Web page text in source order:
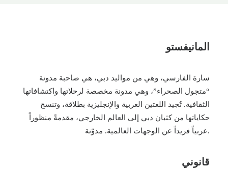
قانوني
المانيفستو
سارة الفارسي، وهي من مواليد دبي، هي صاحبة مدونة
“متجول الصحراء”، وهي مدونة مخصصة لرحلاتها واكتشافاتها
الثقافية. تُجيد اللغتين العربية والإنجليزية بطلاقة، وتنسج
حكاياتها من كثبان دبي إلى العالم الخارجي، مقدمةً منظوراً
عربياً فريداً عن الوجهات العالمية. مدوّنة.